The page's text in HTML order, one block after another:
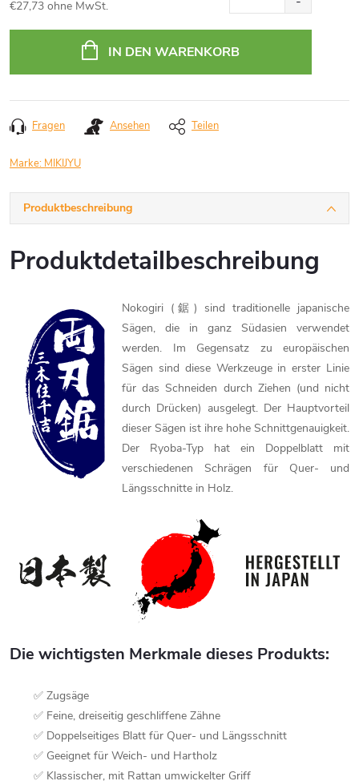
€27,73 ohne MwSt.
IN DEN WARENKORB
Fragen Ansehen Teilen
Marke: MIKIJYU
Produktbeschreibung
Produktdetailbeschreibung
Nokogiri (鋸) sind traditionelle japanische
Sägen, die in ganz Südasien verwendet
werden. Im Gegensatz zu europäischen
Sägen sind diese Werkzeuge in erster Linie
für das Schneiden durch Ziehen (und nicht
durch Drücken) ausgelegt. Der Hauptvorteil
dieser Sägen ist ihre hohe Schnittgenauigkeit.
Der Ryoba-Typ hat ein Doppelblatt mit
verschiedenen Schrägen für Quer- und
Längsschnitte in Holz.
Die wichtigsten Merkmale dieses Produkts:
✅ Zugsäge
✅ Feine, dreiseitig geschliffene Zähne
✅ Doppelseitiges Blatt für Quer- und Längsschnitt
✅ Geeignet für Weich- und Hartholz
✅ Klassischer, mit Rattan umwickelter Griff